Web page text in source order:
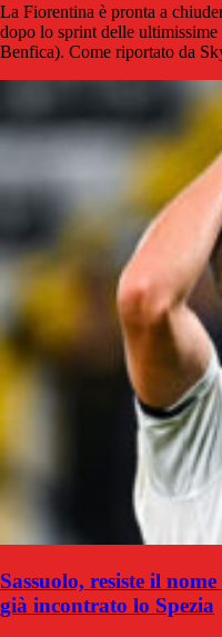
La Fiorentina è pronta a
dopo lo sprint delle
Benfica). Come riportato da
Sassuolo, resiste il
già incontrato lo Spezia